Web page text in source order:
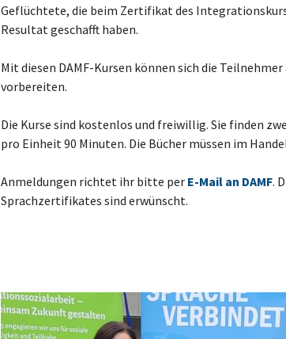
Geflüchtete, die beim Zertifikat des
Resultat geschafft haben.
Mit diesen DAMF-Kursen können sich die
vorbereiten.
Die Kurse sind kostenlos und freiwillig. Sie finden
pro Einheit 90 Minuten. Die Bücher müssen im
Anmeldungen richtet ihr bitte per E-Mail an DAMF.
Sprachzertifikates sind erwünscht.